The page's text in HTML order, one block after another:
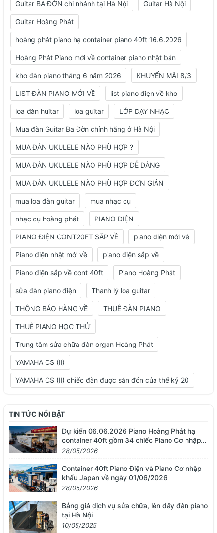
Guitar BA ĐỜN chi nhánh tại Hà Nội Guitar Hà Nội
Guitar Hoàng Phát
hoàng phát piano hạ container piano 40ft 16.6.2026
Hoàng Phát Piano mới về container piano nhật bản
kho đàn piano tháng 6 năm 2026 KHUYẾN MÃI 8/3
LIST ĐÀN PIANO MỚI VỀ list piano điẹn về kho
loa đàn huitar loa guitar LỚP DẠY NHẠC
Mua đàn Guitar Ba Đờn chính hãng ở Hà Nội
MUA ĐÀN UKULELE NÀO PHÙ HỢP ?
MUA ĐÀN UKULELE NÀO PHÙ HỢP DỄ DÀNG
MUA ĐÀN UKULELE NÀO PHÙ HỢP ĐƠN GIẢN
mua loa đàn guitar mua nhạc cụ
nhạc cụ hoàng phát PIANO ĐIỆN
PIANO ĐIỆN CONT20FT SẮP VỀ piano điện mới về
Piano điện nhật mới về piano điện sắp về
Piano điện sắp về cont 40ft Piano Hoàng Phát
sửa đàn piano điện Thanh lý loa guitar
THÔNG BÁO HÀNG VỀ THUÊ ĐÀN PIANO
THUÊ PIANO HỌC THỬ
Trung tâm sửa chữa đàn organ Hoàng Phát
YAMAHA CS (II)
YAMAHA CS (II) chiếc đàn được săn đón của thế kỷ 20
TIN TỨC NỔI BẬT
Dự kiến 06.06.2026 Piano Hoàng Phát hạ
container 40ft gồm 34 chiếc Piano Cơ nhập
khẩu từ Nhật Bản
28/05/2026
Container 40ft Piano Điện và Piano Cơ nhập
khẩu Japan về ngày 01/06/2026
28/05/2026
Bảng giá dịch vụ sửa chữa, lên dây đàn piano
tại Hà Nội
10/05/2025